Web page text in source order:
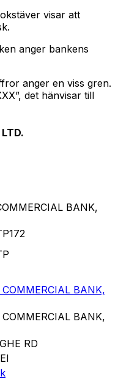
visar att
anger bankens
anger en viss gren.
det hänvisar till
BANK,
BANK,
BANK,
RD